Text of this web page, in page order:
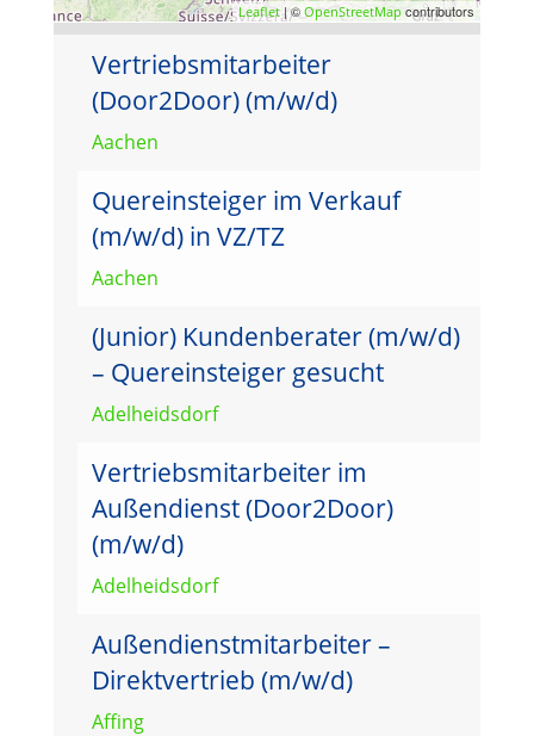
Leaflet| ©OpenStreetMap contributors
Vertriebsmitarbeiter
(Door2Door) (m/w/d)
Aachen
Quereinsteiger im Verkauf
(m/w/d) in VZ/TZ
Aachen
(Junior) Kundenberater (m/w/d)
– Quereinsteiger gesucht
Adelheidsdorf
Vertriebsmitarbeiter im
Außendienst (Door2Door)
(m/w/d)
Adelheidsdorf
Außendienstmitarbeiter –
Direktvertrieb (m/w/d)
Affing